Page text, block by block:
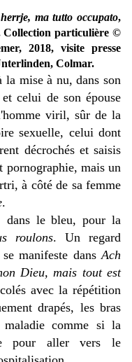
ma tutto occupato,
Collection particulière ©
2018, visite presse
Colmar.
la mise à nu, dans son
celui de son épouse
viril, sûr de la
sexuelle, celui dont
décrochés et saisis
pornographie, mais un
à côté de sa femme
.
dans le bleu, pour la
roulons. Un regard
manifeste dansAch
Dieu, mais tout est
avec la répétition
drapés, les bras
comme si la
pour aller vers le